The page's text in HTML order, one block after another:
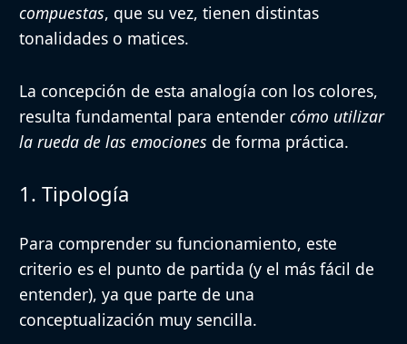
compuestas, que su vez, tienen distintas
tonalidades o matices.
La concepción de esta analogía con los colores,
resulta fundamental para entender cómo utilizar
la rueda de las emociones de forma práctica.
1. Tipología
Para comprender su funcionamiento, este
criterio es el punto de partida (y el más fácil de
entender), ya que parte de una
conceptualización muy sencilla.